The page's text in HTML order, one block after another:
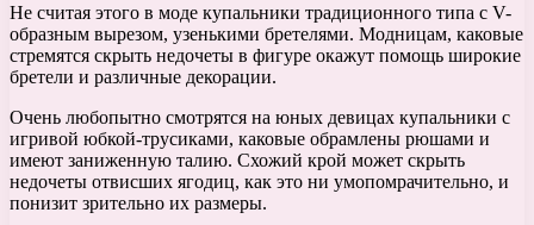
Не считая этого в моде купальники традиционного типа с V-
образным вырезом, узенькими бретелями. Модницам, каковые
стремятся скрыть недочеты в фигуре окажут помощь широкие
бретели и различные декорации.
Очень любопытно смотрятся на юных девицах купальники с
игривой юбкой-трусиками, каковые обрамлены рюшами и
имеют заниженную талию. Схожий крой может скрыть
недочеты отвисших ягодиц, как это ни умопомрачительно, и
понизит зрительно их размеры.